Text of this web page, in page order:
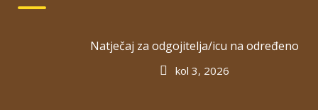
Prirodnom učenju
Natječaj za odgojitelja/icu na određeno
kol 3, 2026